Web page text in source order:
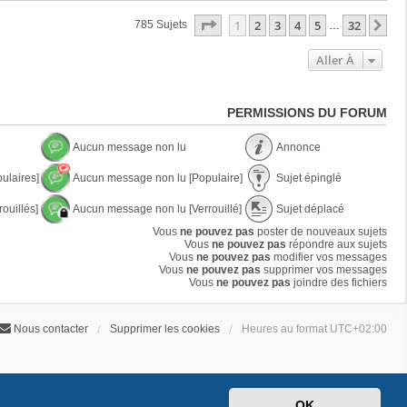
785 Sujets Page Sur32
1 2 3 4 5 32
Aller À
PERMISSIONS DU FORUM
u
u
o
u
Aucun message non lu
u
s
g
n
Aucun message non lu [Populaire]
e
s
Aucun message non lu [Verrouillé]
n
o
c
e
Annonce
u
e
t
é
p
i
n
l
Sujet épinglé
S
u
j
e
t
é
l
Sujet déplacé
Vous ne pouvez pas poster de nouveaux sujets
Vous ne pouvez pas répondre aux sujets
Vous ne pouvez pas modifier vos messages
Vous ne pouvez pas supprimer vos messages
Vous ne pouvez pas joindre des fichiers
Nous contacter Supprimer les cookies Heures au format UTC+02:00